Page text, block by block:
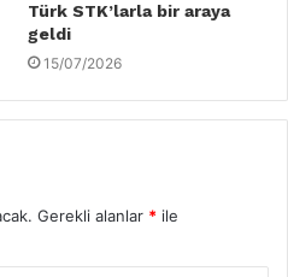
Türk STK’larla bir araya
geldi
15/07/2026
Gerekli alanlar * ile